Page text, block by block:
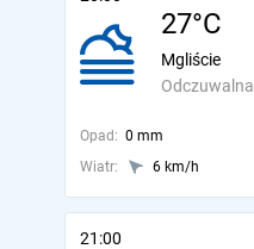
27°C
Odczuwalna
Mgliście
Opad: 0 mm
Wiatr:
6 km/h
21:00